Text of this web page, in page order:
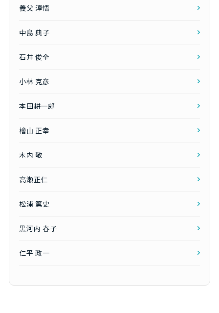
養父 淳悟
中島 典子
石井 俊全
小林 克彦
本田耕一郎
檜山 正幸
木内 敬
高瀬正仁
松浦 篤史
黒河内 春子
仁平 政一